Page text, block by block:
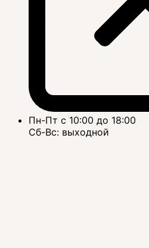
Пн-Пт с 10:00 до 18:00
Сб-Вс: выходной